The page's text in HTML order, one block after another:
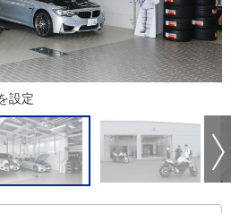
設定